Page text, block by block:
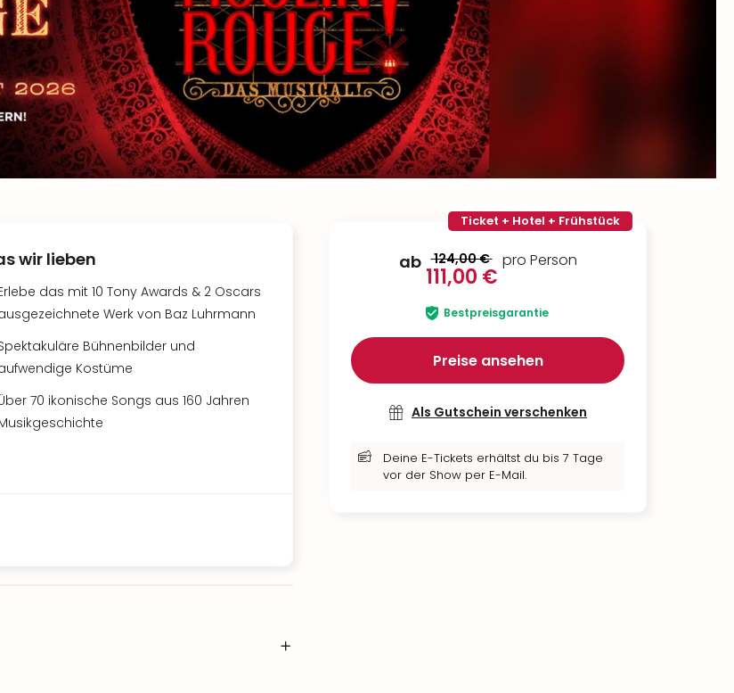
Ticket + Hotel + Frühstück
ab 124,00 €
111,00 €
pro Person
Bestpreisgarantie
Preise ansehen
Als Gutschein verschenken
Deine E-Tickets erhältst du bis 7 Tage
vor der Show per E-Mail.
wir lieben
das mit 10 Tony Awards & 2 Oscars
Werk von Baz Luhrmann
Bühnenbilder und
Kostüme
70 ikonische Songs aus 160 Jahren